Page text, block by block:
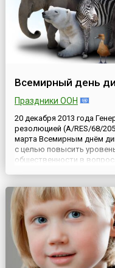
Всемирный день
Праздники ООН
20 декабря 2013 года
резолюцией (A/RES/68/
марта Всемирным днём
с целью повысить
общественности в
другого...